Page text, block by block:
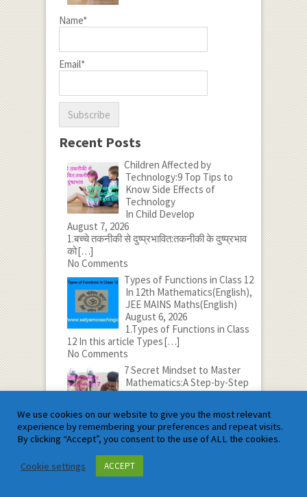
Name*
Email*
Recent Posts
Children Affected by
Technology:9 Top Tips to
Know Side Effects of
Technology
In Child Develop
August 7, 2026
1.बच्चे तकनीकी से दुष्प्रभावित:तकनीकी के दुष्प्रभाव
को[…]
No Comments
Types of Functions in Class 12
In 12th Mathematics(English),
JEE MAINS Maths(English)
August 6, 2026
1.Types of Functions in Class
12 In this article Types[…]
No Comments
7 Secret Mindset to Master
Mathematics:A Step-by-Step
Guide
August 5, 2026
1.मैथेमेटिक्स में महारत हासिल करने के लिए 7 गुप्त[…]
No Comments
Subsets in Class 11
In 11th Mathematics(English),
We use cookies on our website to give you the most relevant
experience by remembering your preferences and repeat visits.
By clicking “Accept”, you consent to the use of ALL the cookies.
Cookie settings ACCEPT